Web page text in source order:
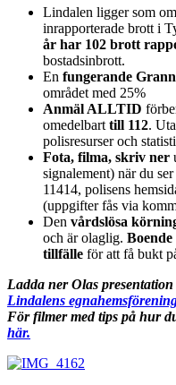
Lindalen ligger som
inrapporterade brott i
år har 102 brott
bostadsinbrott.
En fungerande
området med 25%
Anmäl ALLTID
omedelbarttill 112.
polisresurser och
Fota, filma, skriv ner
signalement) när du
11414, polisens
(uppgifter fås via
Den vårdslösa
och är olaglig.
tillfälle för att få bukt
Ladda ner Olas
Lindalens
För filmer med tips på hur
här.